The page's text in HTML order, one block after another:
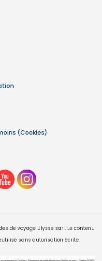
(Cookies)
de voyage Ulysse sarl. Le contenu
sans autorisation écrite.